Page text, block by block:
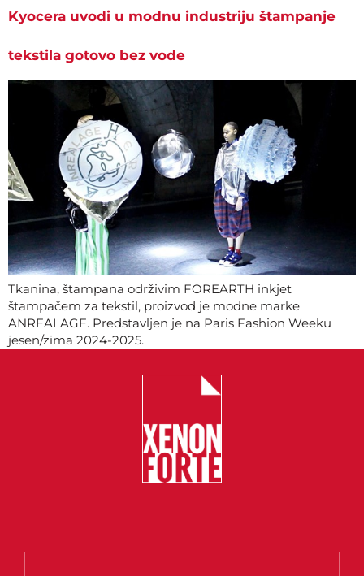
Kyocera uvodi u modnu industriju štampanje
tekstila gotovo bez vode
Tkanina, štampana održivim FOREARTH inkjet
štampačem za tekstil, proizvod je modne marke
ANREALAGE. Predstavljen je na Paris Fashion Weeku
jesen/zima 2024-2025.